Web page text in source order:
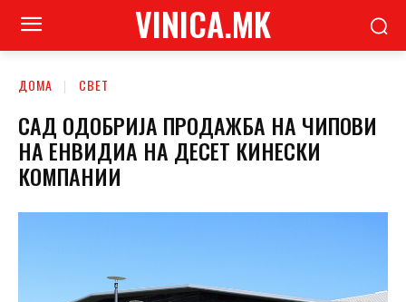
VINICA.MK
ДОМА СВЕТ
САД ОДОБРИЈА ПРОДАЖБА НА ЧИПОВИ
НА ЕНВИДИА НА ДЕСЕТ КИНЕСКИ
КОМПАНИИ